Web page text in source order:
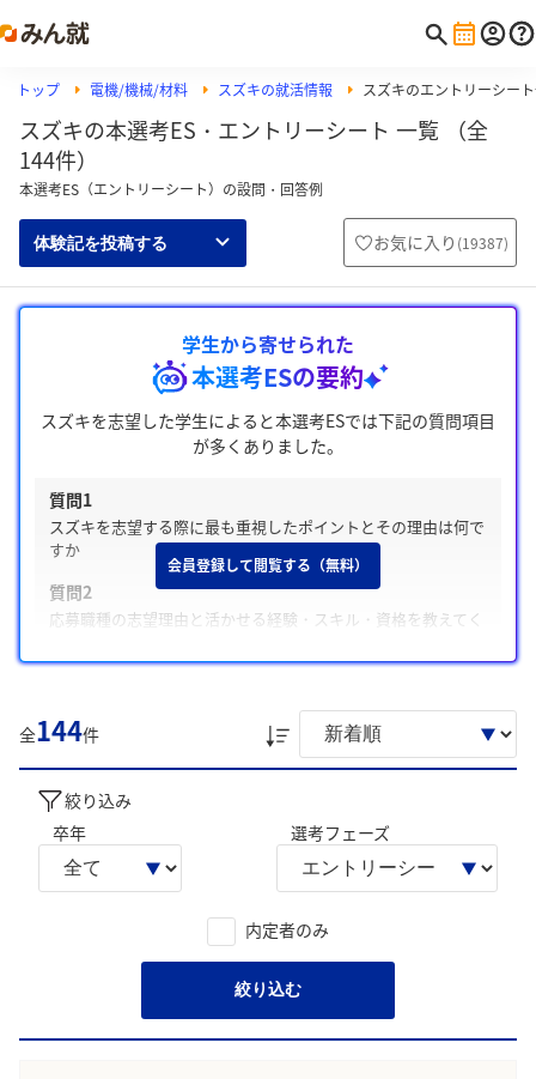
トップ 電機/機械/材料 スズキの就活情報 スズキのエントリーシー
スズキの本選考ES・エントリーシート 一覧 （全
144件）
本選考ES（エントリーシート）の設問・回答例
体験記を投稿する お気に入り (19387)
学生から寄せられた
本選考ESの要約
スズキを志望した学生によると本選考ESでは下記の質問項目
が多くありました。
質問1
スズキを志望する際に最も重視したポイントとその理由は何で
すか
質問2
応募職種の志望理由と活かせる経験・スキル・資格を教えてく
これまでの人生で最も高い目標に挑戦した経験とその結果を教
えてください
提供志向」、「消費者目線重視の小型車開発への強い共感姿
勢」について回答に含める傾向が多く見られました。
学生の声を就職活動の参考にしましょう。
のユーザの投稿は下記の一覧からご確認ください。
会員登録して閲覧する（無料）
全144件
絞り込み
卒年
選考フェーズ
内定者のみ
絞り込む